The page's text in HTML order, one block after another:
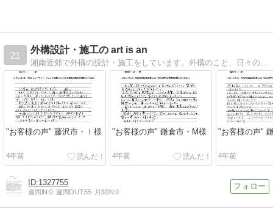
21
外構設計・施工の art is an
湘南近郊で外構の設計・施工をしています。外構のこと、日々の泣き笑い奮闘記などを湘南情報を織り交えながら綴っています。
"お客様の声" 藤沢市・Ⅰ様
4年前
"お客様の声" 鎌倉市・M様
4年前
"お客様の声"
4年前
1327755
週間IN:0 週間OUT:55 月間IN:0